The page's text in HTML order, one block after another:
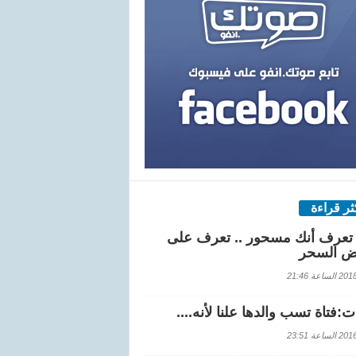
قراءة
أنك مسحور .. تعرف على
السحر
21:46
تسب والدها علنا لأنه....
23:51